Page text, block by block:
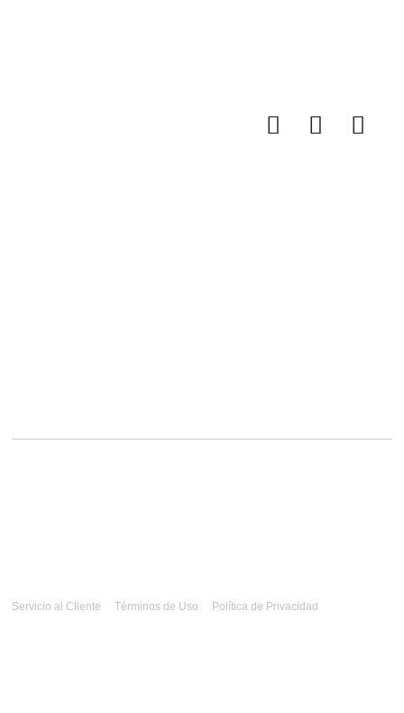
Servicio al Cliente Términos de Uso Política de Privacidad